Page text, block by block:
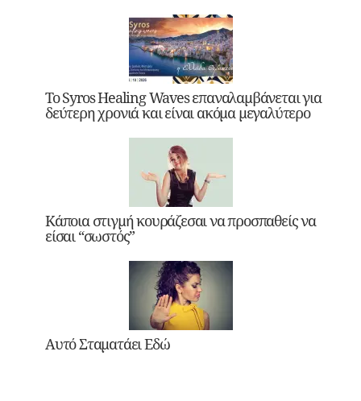
Το Syros Healing Waves επαναλαμβάνεται για
δεύτερη χρονιά και είναι ακόμα μεγαλύτερο
Κάποια στιγμή κουράζεσαι να προσπαθείς να
είσαι “σωστός”
Αυτό Σταματάει Εδώ